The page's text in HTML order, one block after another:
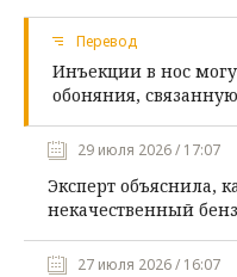
Перевод
Инъекции в нос
обоняния, связанную
29 июля 2026 / 17:07
Эксперт объяснила,
некачественный
27 июля 2026 / 16:07